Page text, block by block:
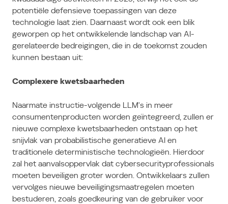
potentiële defensieve toepassingen van deze
technologie laat zien. Daarnaast wordt ook een blik
geworpen op het ontwikkelende landschap van AI-
gerelateerde bedreigingen, die in de toekomst zouden
kunnen bestaan ​​uit:
Complexere kwetsbaarheden
Naarmate instructie-volgende LLM's in meer
consumentenproducten worden geïntegreerd, zullen er
nieuwe complexe kwetsbaarheden ontstaan ​​op het
snijvlak van probabilistische generatieve AI en
traditionele deterministische technologieën. Hierdoor
zal het aanvalsoppervlak dat cybersecurityprofessionals
moeten beveiligen groter worden. Ontwikkelaars zullen
vervolges nieuwe beveiligingsmaatregelen moeten
bestuderen, zoals goedkeuring van de gebruiker voor